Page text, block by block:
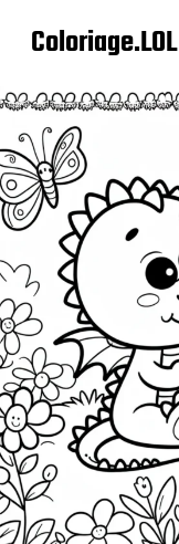
Coloriage.LOL